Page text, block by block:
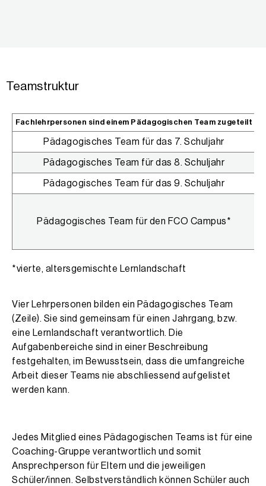
Teamstruktur
Fachlehrpersonen sind einem Pädagogischen Team zugeteilt
Pädagogisches Team für das 7. Schuljahr
Pädagogisches Team für das 8. Schuljahr
Pädagogisches Team für das 9. Schuljahr
Pädagogisches Team für den FCO Campus*
*vierte, altersgemischte Lernlandschaft
Vier Lehrpersonen bilden ein Pädagogisches Team
(Zeile). Sie sind gemeinsam für einen Jahrgang, bzw.
eine Lernlandschaft verantwortlich. Die
Aufgabenbereiche sind in einer Beschreibung
festgehalten, im Bewusstsein, dass die umfangreiche
Arbeit dieser Teams nie abschliessend aufgelistet
werden kann.
Jedes Mitglied eines Pädagogischen Teams ist für eine
Coaching-Gruppe verantwortlich und somit
Ansprechperson für Eltern und die jeweiligen
Schüler/innen. Selbstverständlich können Schüler auch